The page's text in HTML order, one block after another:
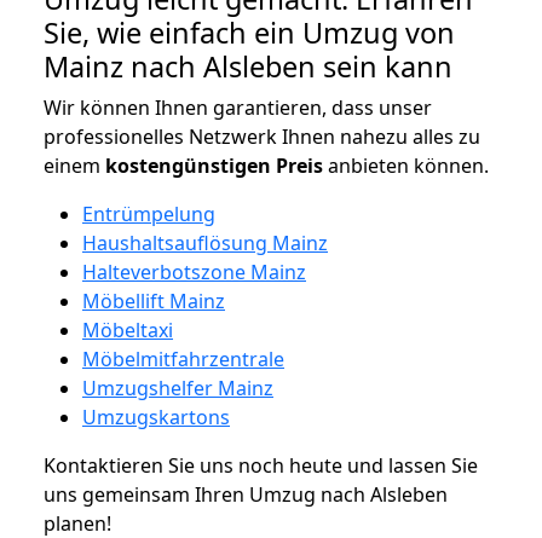
Sie, wie einfach ein Umzug von
Mainz nach Alsleben sein kann
Wir können Ihnen garantieren, dass unser
professionelles Netzwerk Ihnen nahezu alles zu
einem kostengünstigen Preisanbieten können.
Entrümpelung
Haushaltsauflösung Mainz
Halteverbotszone Mainz
Möbellift Mainz
Möbeltaxi
Möbelmitfahrzentrale
Umzugshelfer Mainz
Umzugskartons
Kontaktieren Sie uns noch heute und lassen Sie
uns gemeinsam Ihren Umzug nach Alsleben
planen!